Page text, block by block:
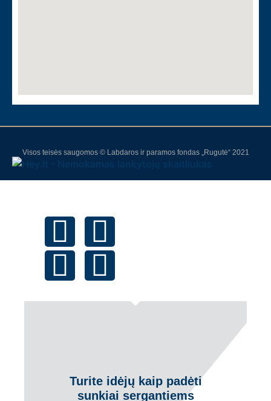
Visos teisės saugomos © Labdaros ir paramos fondas „Rugutė“ 2021
Turite idėjų kaip padėti
sunkiai sergantiems